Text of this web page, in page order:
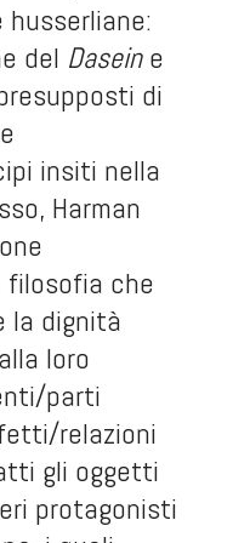
husserliane:
del Daseine
di
insiti nella
Harman
filosofia che
la dignità
loro
parti
relazioni
gli oggetti
protagonisti